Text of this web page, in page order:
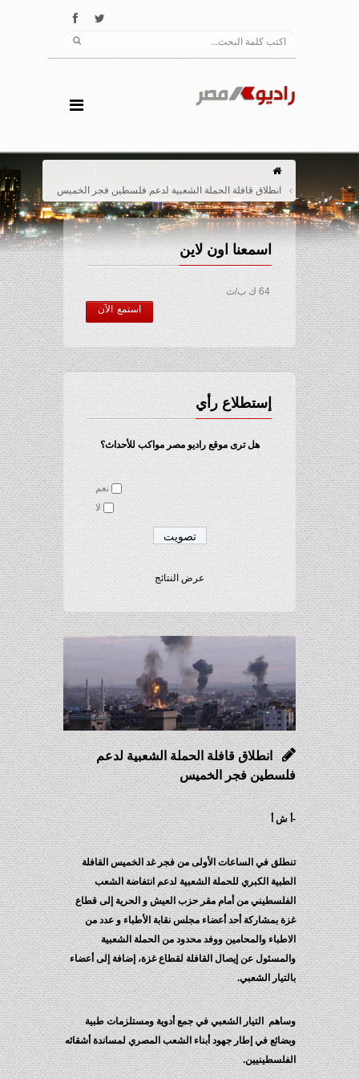
انطلاق قافلة الحملة الشعبية لدعم فلسطين فجر الخميس
اسمعنا اون لاين
64 ك ب/ث
استمع الآن
إستطلاع رأي
هل ترى موقع راديو مصر مواكب للأحداث؟
نعم
لا
عرض النتائج
انطلاق قافلة الحملة الشعبية لدعم
فلسطين فجر الخميس
-أ ش أ
تنطلق في الساعات الأولى من فجر غد الخميس القافلة
الطبية الكبري للحملة الشعبية لدعم انتفاضة الشعب
الفلسطيني من أمام مقر حزب العيش و الحرية إلى قطاع
غزة بمشاركة أحد أعضاء مجلس نقابة الأطباء و عدد من
الاطباء والمحامين ووفد محدود من الحملة الشعبية
والمسئول عن إيصال القافلة لقطاع غزة، إضافة إلى أعضاء
بالتيار الشعبي.
وساهم التيار الشعبي في جمع أدوية ومستلزمات طبية
وبضائع في إطار جهود أبناء الشعب المصري لمساندة أشقائه
الفلسطينيين.